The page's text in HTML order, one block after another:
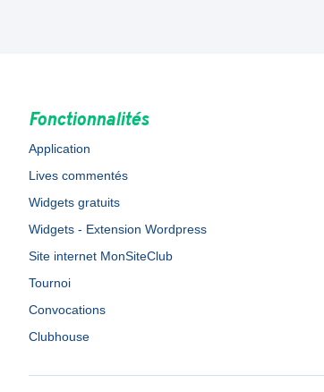
Fonctionnalités
Application
Lives commentés
Widgets gratuits
Widgets - Extension Wordpress
Site internet MonSiteClub
Tournoi
Convocations
Clubhouse